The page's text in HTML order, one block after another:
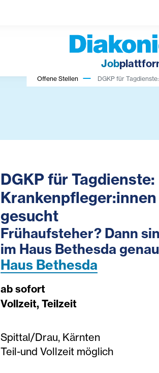
Job
Offene Stellen DGKP für
DGKP für
gesucht
Frühaufsteher? Dann
im Haus Bethesda
Haus Bethesda
ab sofort
Vollzeit, Teilzeit
Spittal/Drau, Kärnten
Teil-und Vollzeit möglich